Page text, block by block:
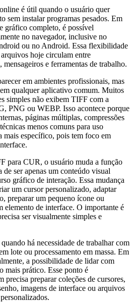
é útil quando o usuário quer
sem instalar programas pesados. Em
gráfico completo, é possível
no navegador, inclusive no
ou no Android. Essa flexibilidade
hoje circulam entre
e ferramentas de trabalho.
em ambientes profissionais, mas
qualquer aplicativo comum. Muitos
simples não exibem TIFF com a
PNG ou WEBP. Isso acontece porque
páginas múltiplas, compressões
menos comuns para uso
específico, pois tem foco em
para CUR, o usuário muda a função
ser apenas um conteúdo visual
gráfico de interação. Essa mudança
um cursor personalizado, adaptar
preparar um pequeno ícone ou
elemento de interface. O importante é
ser visualmente simples e
há necessidade de trabalhar com
lote ou processamento em massa. Em
a possibilidade de lidar com
mais prático. Esse ponto é
precisa preparar coleções de cursores,
imagens de interface ou arquivos